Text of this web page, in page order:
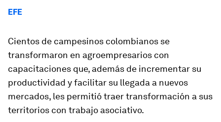
EFE
Cientos de campesinos colombianos se
transformaron en agroempresarios con
capacitaciones que, además de incrementar su
productividad y facilitar su llegada a nuevos
mercados, les permitió traer transformación a sus
territorios con trabajo asociativo.